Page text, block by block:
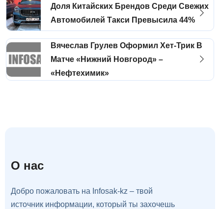
Доля Китайских Брендов Среди Свежих
Автомобилей Такси Превысила 44%
Вячеслав Грулев Оформил Хет-Трик В
Матче «Нижний Новгород» –
«Нефтехимик»
О нас
Добро пожаловать на Infosak-kz – твой
источник информации, который ты захочешь